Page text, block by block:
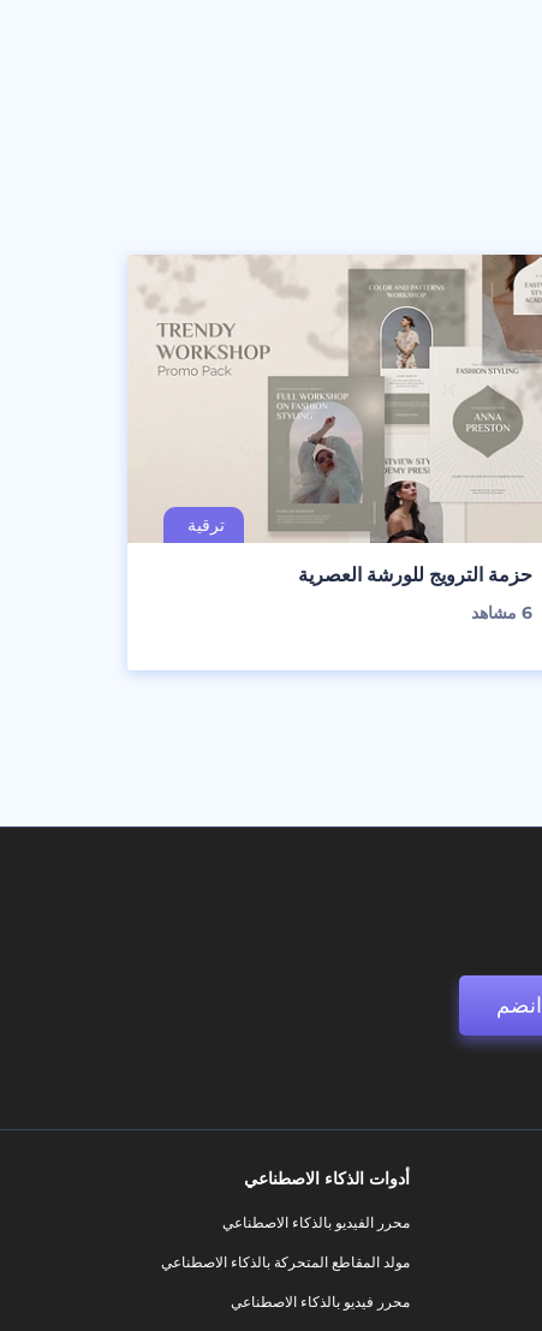
حزمة الترويج للورشة العصرية
6مشاهد
انضم
أدوات الذكاء الاصطناعي
محرر الفيديو بالذكاء الاصطناعي
مولد المقاطع المتحركة بالذكاء الاصطناعي
محرر فيديو بالذكاء الاصطناعي